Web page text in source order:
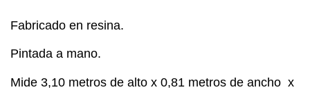
Fabricado en resina.
Pintada a mano.
Mide 3,10 metros de alto x 0,81 metros de ancho x